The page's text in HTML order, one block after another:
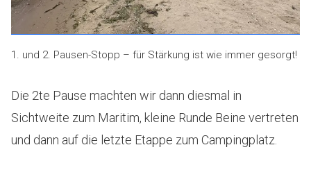
1. und 2. Pausen-Stopp – für Stärkung ist wie immer gesorgt!
Die 2te Pause machten wir dann diesmal in
Sichtweite zum Maritim, kleine Runde Beine vertreten
und dann auf die letzte Etappe zum Campingplatz.